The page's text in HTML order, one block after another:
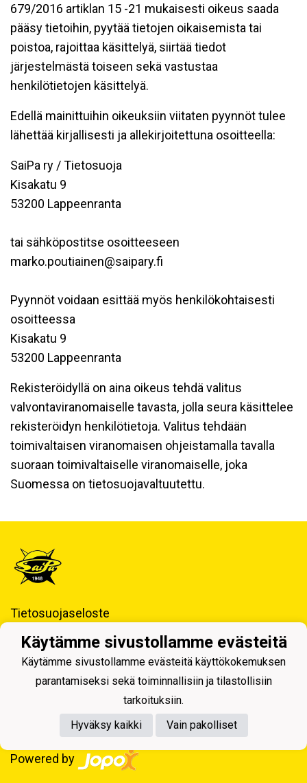
679/2016 artiklan 15 -21 mukaisesti oikeus saada
pääsy tietoihin, pyytää tietojen oikaisemista tai
poistoa, rajoittaa käsittelyä, siirtää tiedot
järjestelmästä toiseen sekä vastustaa
henkilötietojen käsittelyä.
Edellä mainittuihin oikeuksiin viitaten pyynnöt tulee
lähettää kirjallisesti ja allekirjoitettuna osoitteella:
SaiPa ry / Tietosuoja
Kisakatu 9
53200 Lappeenranta
tai sähköpostitse osoitteeseen
marko.poutiainen@saipary.fi
Pyynnöt voidaan esittää myös henkilökohtaisesti
osoitteessa
Kisakatu 9
53200 Lappeenranta
Rekisteröidyllä on aina oikeus tehdä valitus
valvontaviranomaiselle tavasta, jolla seura käsittelee
rekisteröidyn henkilötietoja. Valitus tehdään
toimivaltaisen viranomaisen ohjeistamalla tavalla
suoraan toimivaltaiselle viranomaiselle, joka
Suomessa on tietosuojavaltuutettu.
Tietosuojaseloste
Saimaan Pallo - SaiPa ry
Käynti- ja postiosoite ja Laskutustiedot
Powered by
Käytämme sivustollamme evästeitä
Käytämme sivustollamme evästeitä käyttökokemuksen
parantamiseksi sekä toiminnallisiin ja tilastollisiin
tarkoituksiin.
Hyväksy kaikki
Vain pakolliset